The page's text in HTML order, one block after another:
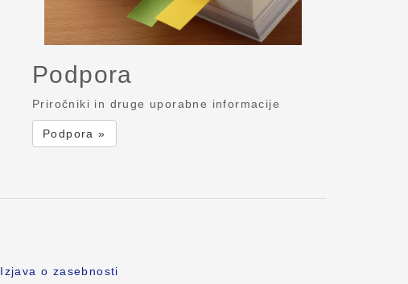
Podpora
Priročniki in druge uporabne informacije
Podpora »
Izjava o zasebnosti